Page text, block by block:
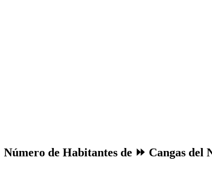
Número de Habitantes de ⏩ Cangas del